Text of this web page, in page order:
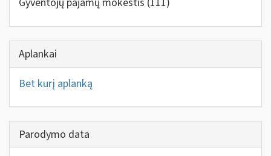
Aplankai
Bet kurį aplanką
Parodymo data